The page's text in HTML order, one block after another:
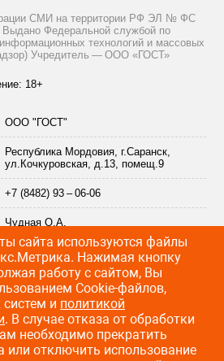
СМИ на территории РФ ЭЛ № ФС
Выдано Федеральной службой по
технологий и массовых
Учредитель — ООО «ГОСТ»
18+
ООО "ГОСТ"
Республика Мордовия, г.Саранск,
ул.Кочкуровская, д.13, помещ.9
+7 (8482) 93 – 06-06
Чудная О.А.
info@citytraffic.ru
— все права защищены
сайта:Лайт Информ
сайта используются файлы
Нажимая кнопку
работу с сайтом, Вы
Cookie-файлов,
и политикой
. В случае отказа от обработки
необходимо прекратить
или отключить использование